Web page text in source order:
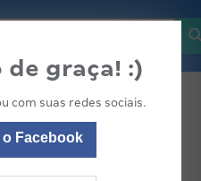
graça! :)
com suas redes sociais.
Facebook
Equipe e comunidade